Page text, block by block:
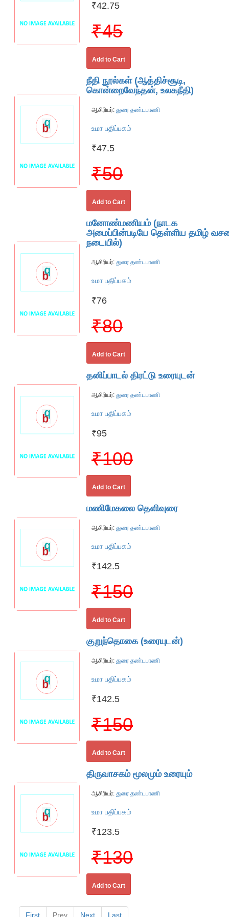
₹42.75
₹45
Add to Cart
நீதி நூல்கள் (ஆத்திச்சூடி,
கொன்றைவேந்தன், உலகநீதி)
ஆசிரியர்: துரை தண்டபாணி
உமா பதிப்பகம்
₹47.5
₹50
Add to Cart
மனோண்மணியம் (நாடக
அமைப்பின்படியே தெள்ளிய தமிழ்
நடையில்)
ஆசிரியர்: துரை தண்டபாணி
உமா பதிப்பகம்
₹76
₹80
Add to Cart
தனிப்பாடல் திரட்டு உரையுடன்
ஆசிரியர்: துரை தண்டபாணி
உமா பதிப்பகம்
₹95
₹100
Add to Cart
மணிமேகலை தெளிவுரை
ஆசிரியர்: துரை தண்டபாணி
உமா பதிப்பகம்
₹142.5
₹150
Add to Cart
குறுந்தொகை (உரையுடன்)
ஆசிரியர்: துரை தண்டபாணி
உமா பதிப்பகம்
₹142.5
₹150
Add to Cart
திருவாசகம் மூலமும் உரையும்
ஆசிரியர்: துரை தண்டபாணி
உமா பதிப்பகம்
₹123.5
₹130
Add to Cart
First Prev Next Last